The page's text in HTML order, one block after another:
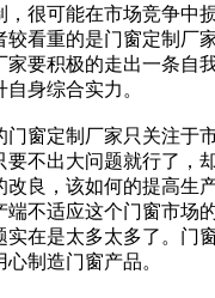
，很可能在市场竞争中
较看重的是门窗定制厂
家要积极的走出一条自
身综合实力。
门窗定制厂家只关注于
要不出大问题就行了，
改良，该如何的提高生
端不适应这个门窗市场
实在是太多太多了。门
制造门窗产品。